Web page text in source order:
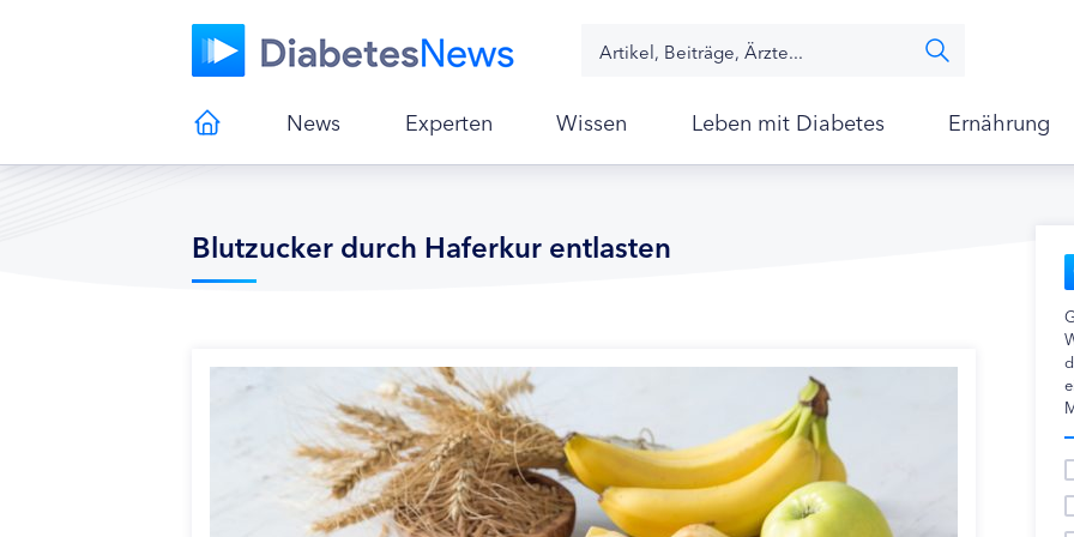
News Experten Wissen Leben mit Diabetes Ernährung
Blutzucker durch Haferkur entlasten